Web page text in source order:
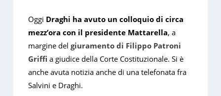
Oggi Draghi ha avuto un colloquio di circa
mezz’ora con il presidente Mattarella, a
margine delgiuramento di Filippo Patroni
Griffi a giudice della Corte Costituzionale. Si è
anche avuta notizia anche di una telefonata fra
Salvini e Draghi.